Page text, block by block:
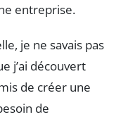
entreprise.
je ne savais pas
j’ai découvert
de créer une
de